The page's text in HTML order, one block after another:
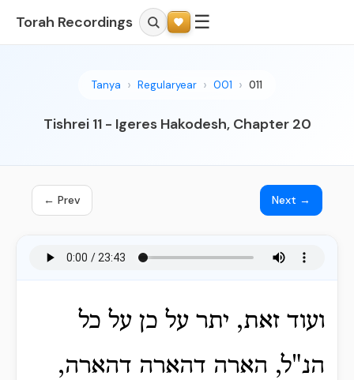
Torah Recordings ☰
Tanya Regularyear 001 011
Tishrei 11 - Igeres Hakodesh, Chapter 20
← Prev Next →
ועוד זאת, יתר על כן על כל
הנ"ל, הארה דהארה דהארה,